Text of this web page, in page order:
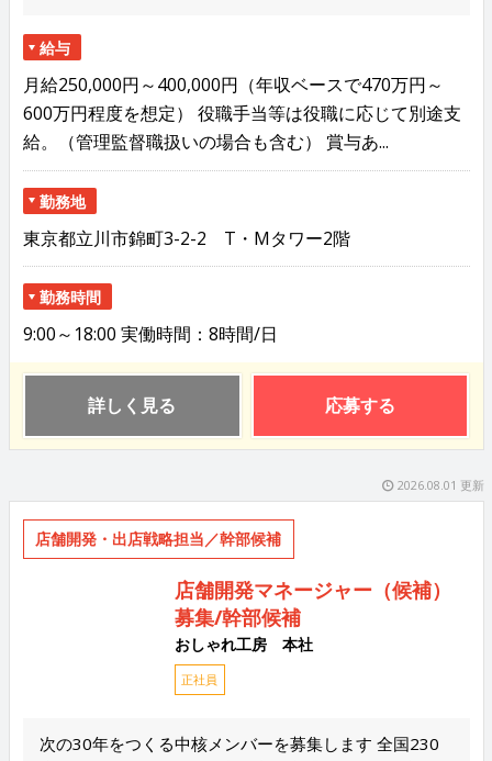
給与
月給250,000円～400,000円（年収ベースで470万円～
600万円程度を想定） 役職手当等は役職に応じて別途支
給。（管理監督職扱いの場合も含む） 賞与あ...
勤務地
東京都立川市錦町3-2-2 T・Mタワー2階
勤務時間
9:00～18:00 実働時間：8時間/日
詳しく見る 応募する
2026.08.01 更新
店舗開発・出店戦略担当／幹部候補
店舗開発マネージャー（候補）
募集/幹部候補
おしゃれ工房 本社
正社員
次の30年をつくる中核メンバーを募集します 全国230